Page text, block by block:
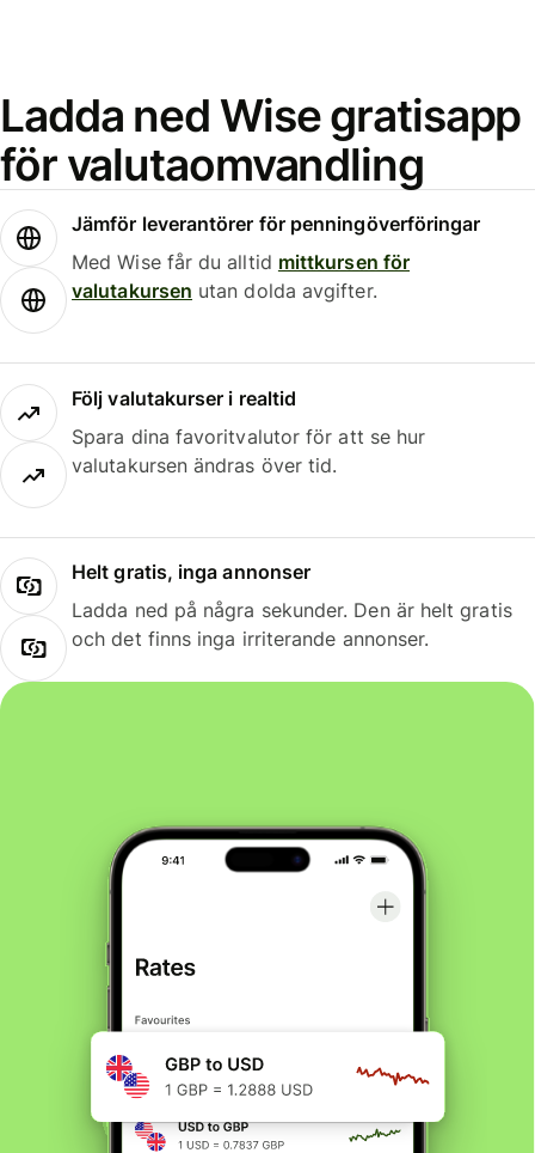
Ladda ned Wise gratisapp
för valutaomvandling
Jämför leverantörer för penningöverföringar
Med Wise får du alltid mittkursen för
valutakursen utan dolda avgifter.
Följ valutakurser i realtid
Spara dina favoritvalutor för att se hur
valutakursen ändras över tid.
Helt gratis, inga annonser
Ladda ned på några sekunder. Den är helt gratis
och det finns inga irriterande annonser.